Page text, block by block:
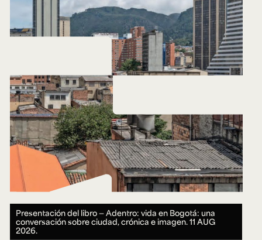
Presentación del libro — Adentro: vida en Bogotá: una
conversación sobre ciudad, crónica e imagen.11 AUG
2026.